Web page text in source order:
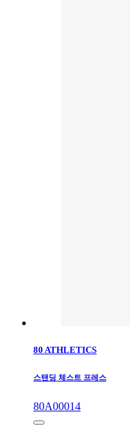
80 ATHLETICS
스탠딩 체스트 프레스
80A00014